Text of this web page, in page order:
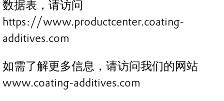
数据表，请访问
https://www.productcenter.coating-
additives.com
如需了解更多信息，请访问我们的网站
www.coating-additives.com